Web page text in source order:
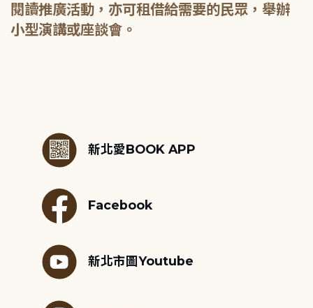
閱讀推廣活動，亦可租借給需要的民眾，舉辦
小型演講或座談會。
新北愛BOOK APP
Facebook
新北市圖Youtube